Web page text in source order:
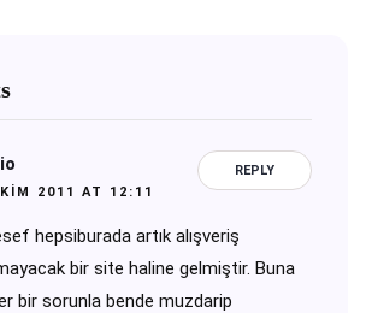
REPLY
2011 AT 12:11
hepsiburada artık alışveriş
bir site haline gelmiştir. Buna
bir sorunla bende muzdarip